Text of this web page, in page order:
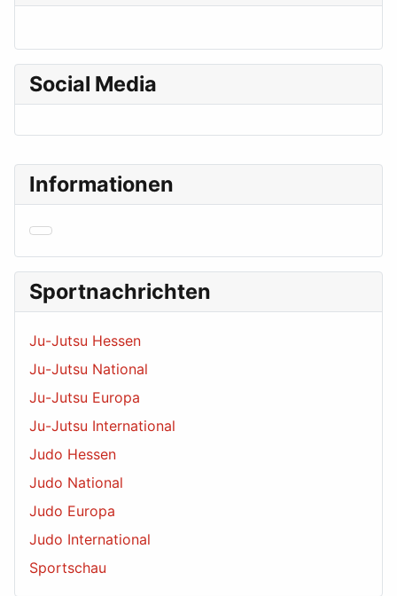
Informationen
Sportnachrichten
Ju-Jutsu Hessen
Ju-Jutsu National
Ju-Jutsu Europa
Ju-Jutsu International
Judo Hessen
Judo National
Judo Europa
Judo International
Sportschau
Social Media